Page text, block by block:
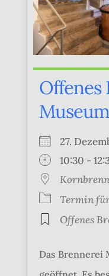
Offenes
Museum
27.
10:30 -
Termin
Offenes
Das Brennerei